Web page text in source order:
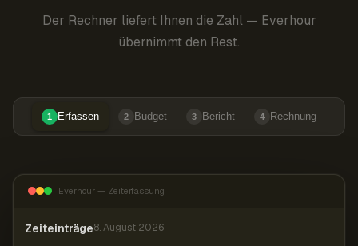
Der Rechner liefert Ihnen die Zahl — Everhour
übernimmt den Rest.
1 Erfassen 2 Budget 3 Bericht 4 Rechnung
Everhour — Zeiterfassung
Zeiteinträge8. August 2026